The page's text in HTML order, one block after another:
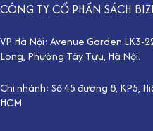
CÔNG TY CỔ PHẦN SÁCH
VP Hà Nội: Avenue Garden LK3-
Long, Phường Tây Tựu, Hà Nội.
Chi nhánh: Số 45 đường 8, KP5,
HCM